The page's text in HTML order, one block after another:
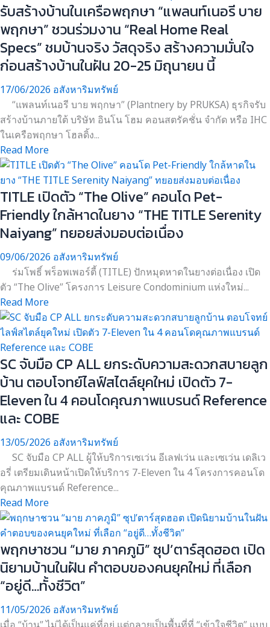
รับสร้างบ้านในเครือพฤกษา “แพลนท์เนอรี บาย
พฤกษา” ชวนร่วมงาน “Real Home Real
Specs” ชมบ้านจริง วัสดุจริง สร้างความมั่นใจ
ก่อนสร้างบ้านในฝัน 20-25 มิถุนายน นี้
17/06/2026 อสังหาริมทรัพย์
“แพลนท์เนอรี บาย พฤกษา” (Plantnery by PRUKSA) ธุรกิจรับ
สร้างบ้านภายใต้ บริษัท อินโน โฮม คอนสตรัคชั่น จำกัด หรือ IHC
ในเครือพฤกษา โฮลดิ้ง...
Read More
TITLE เปิดตัว “The Olive” คอนโด Pet-
Friendly ใกล้หาดในยาง “THE TITLE Serenity
Naiyang” ทยอยส่งมอบต่อเนื่อง
09/06/2026 อสังหาริมทรัพย์
ร่มโพธิ์ พร็อพเพอร์ตี้ (TITLE) ปักหมุดหาดในยางต่อเนื่อง เปิด
ตัว “The Olive” โครงการ Leisure Condominium แห่งใหม่...
Read More
SC จับมือ CP ALL ยกระดับความสะดวกสบายลูก
บ้าน ตอบโจทย์ไลฟ์สไตล์ยุคใหม่ เปิดตัว 7-
Eleven ใน 4 คอนโดคุณภาพแบรนด์ Reference
และ COBE
13/05/2026 อสังหาริมทรัพย์
SC จับมือ CP ALL ผู้ให้บริการเซเว่น อีเลฟเว่น และเซเว่น เดลิเว
อรี่ เตรียมเดินหน้าเปิดให้บริการ 7-Eleven ใน 4 โครงการคอนโด
คุณภาพแบรนด์ Reference...
Read More
พฤกษาชวน “มาย ภาคภูมิ” ซุป’ตาร์สุดฮอต เปิด
นิยามบ้านในฝัน คำตอบของคนยุคใหม่ ที่เลือก
“อยู่ดี…ทั้งชีวิต”
11/05/2026 อสังหาริมทรัพย์